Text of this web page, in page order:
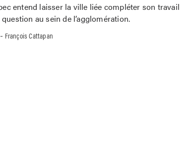
entend laisser la ville liée compléter son travail
au sein de l’agglomération.
- François Cattapan